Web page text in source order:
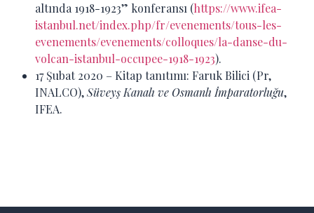
altında 1918-1923” konferansı (https://www.ifea-
istanbul.net/index.php/fr/evenements/tous-les-
evenements/evenements/colloques/la-danse-du-
volcan-istanbul-occupee-1918-1923).
17 Şubat 2020 – Kitap tanıtımı: Faruk Bilici (Pr,
INALCO),Süveyş Kanalı ve Osmanlı İmparatorluğu,
IFEA.